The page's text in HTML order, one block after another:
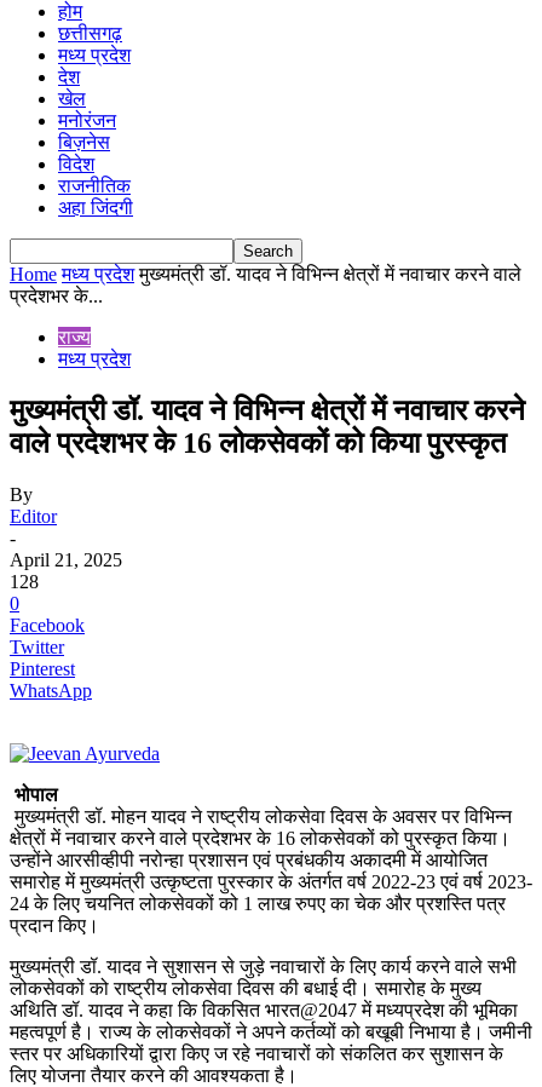
होम
छत्तीसगढ़
मध्य प्रदेश
देश
खेल
मनोरंजन
बिज़नेस
विदेश
राजनीतिक
अहा जिंदगी
Home मध्य प्रदेश मुख्यमंत्री डॉ. यादव ने विभिन्न क्षेत्रों में नवाचार करने वाले
प्रदेशभर के...
राज्य
मध्य प्रदेश
मुख्यमंत्री डॉ. यादव ने विभिन्न क्षेत्रों में नवाचार करने
वाले प्रदेशभर के 16 लोकसेवकों को किया पुरस्कृत
By
Editor
-
April 21, 2025
128
0
Facebook
Twitter
Pinterest
WhatsApp
भोपाल
मुख्यमंत्री डॉ. मोहन यादव ने राष्ट्रीय लोकसेवा दिवस के अवसर पर विभिन्न
क्षेत्रों में नवाचार करने वाले प्रदेशभर के 16 लोकसेवकों को पुरस्कृत किया।
उन्होंने आरसीव्हीपी नरोन्हा प्रशासन एवं प्रबंधकीय अकादमी में आयोजित
समारोह में मुख्यमंत्री उत्कृष्टता पुरस्कार के अंतर्गत वर्ष 2022-23 एवं वर्ष 2023-
24 के लिए चयनित लोकसेवकों को 1 लाख रुपए का चेक और प्रशस्ति पत्र
प्रदान किए।
मुख्यमंत्री डॉ. यादव ने सुशासन से जुड़े नवाचारों के लिए कार्य करने वाले सभी
लोकसेवकों को राष्ट्रीय लोकसेवा दिवस की बधाई दी। समारोह के मुख्य
अथिति डॉ. यादव ने कहा कि विकसित भारत@2047 में मध्यप्रदेश की भूमिका
महत्वपूर्ण है। राज्य के लोकसेवकों ने अपने कर्तव्यों को बखूबी निभाया है। जमीनी
स्तर पर अधिकारियों द्वारा किए ज रहे नवाचारों को संकलित कर सुशासन के
लिए योजना तैयार करने की आवश्यकता है।